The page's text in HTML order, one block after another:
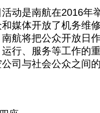
是南航在2016年
媒体开放了机务维
航将把公众开放日
行、服务等工作的
司与社会公众之间